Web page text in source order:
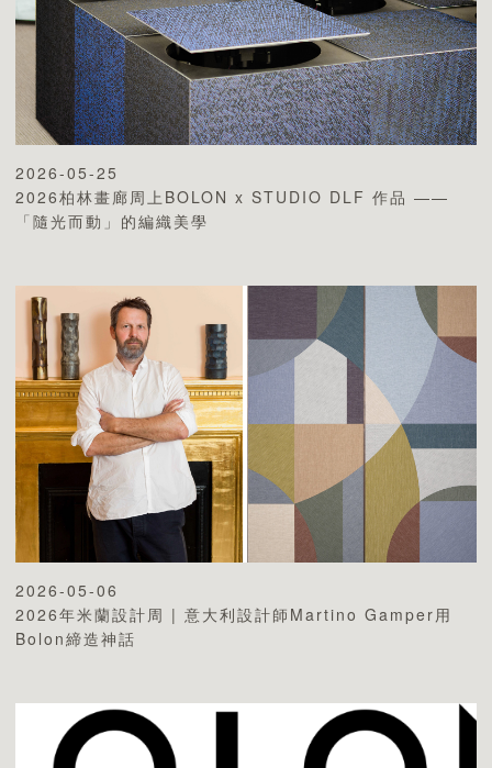
2026-05-25
2026柏林畫廊周上BOLON x STUDIO DLF 作品 ——
「隨光而動」的編織美學
2026-05-06
2026年米蘭設計周 | 意大利設計師Martino Gamper用
Bolon締造神話